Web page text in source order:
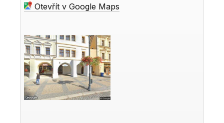
Otevřít v Google Maps